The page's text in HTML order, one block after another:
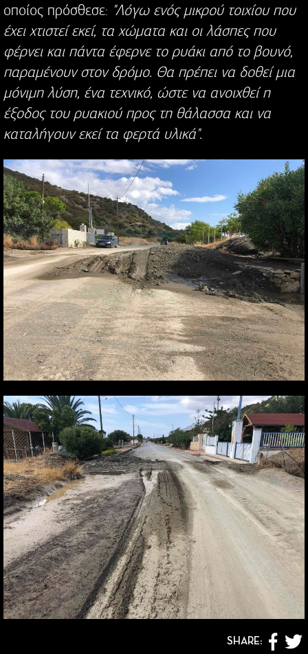
οποίος πρόσθεσε: "Λόγω ενός μικρού τοιχίου που
έχει χτιστεί εκεί, τα χώματα και οι λάσπες που
φέρνει και πάντα έφερνε το ρυάκι από το βουνό,
παραμένουν στον δρόμο. Θα πρέπει να δοθεί μια
μόνιμη λύση, ένα τεχνικό, ώστε να ανοιχθεί η
έξοδος του ρυακιού προς τη θάλασσα και να
καταλήγουν εκεί τα φερτά υλικά".
SHARE: